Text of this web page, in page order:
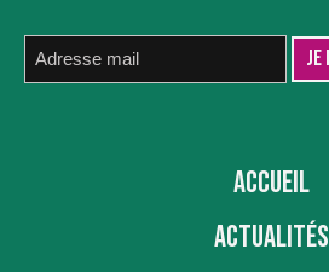
ACCUEIL
ACTUALITÉS